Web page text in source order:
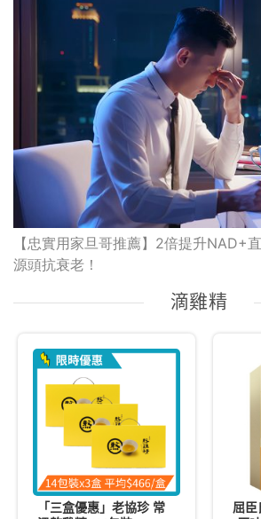
【忠實用家旦哥推薦】2倍提升NAD+直達細胞
源頭抗衰老！